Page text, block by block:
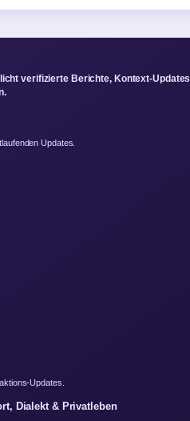
verifizierte Berichte, Kontext-Updates
Updates.
Updates.
Dialekt & Privatleben